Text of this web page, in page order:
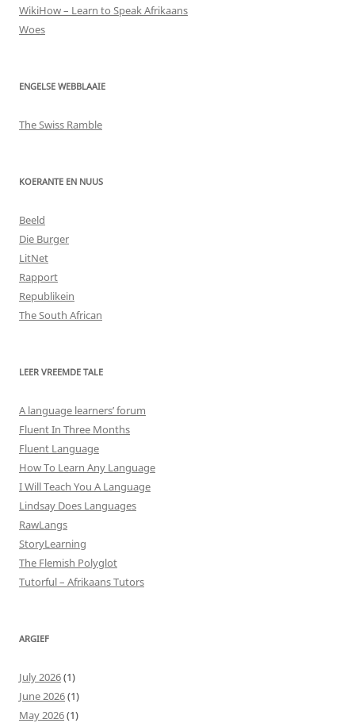
WikiHow – Learn to Speak Afrikaans
Woes
ENGELSE WEBBLAAIE
The Swiss Ramble
KOERANTE EN NUUS
Beeld
Die Burger
LitNet
Rapport
Republikein
The South African
LEER VREEMDE TALE
A language learners’ forum
Fluent In Three Months
Fluent Language
How To Learn Any Language
I Will Teach You A Language
Lindsay Does Languages
RawLangs
StoryLearning
The Flemish Polyglot
Tutorful – Afrikaans Tutors
ARGIEF
July 2026(1)
June 2026(1)
May 2026(1)